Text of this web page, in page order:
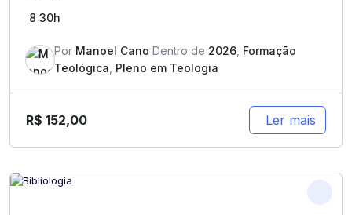
8 30h
Por Manoel Cano Dentro de 2026 Formação
Teológica Pleno em Teologia
R$ 152,00 Ler mais